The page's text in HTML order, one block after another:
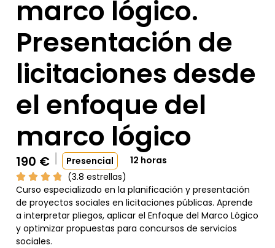
marco lógico.
Presentación de
licitaciones desde
el enfoque del
marco lógico
190 € Presencial
12 horas
(3.8 estrellas)
Curso especializado en la planificación y presentación
de proyectos sociales en licitaciones públicas. Aprende
a interpretar pliegos, aplicar el Enfoque del Marco Lógico
y optimizar propuestas para concursos de servicios
sociales.